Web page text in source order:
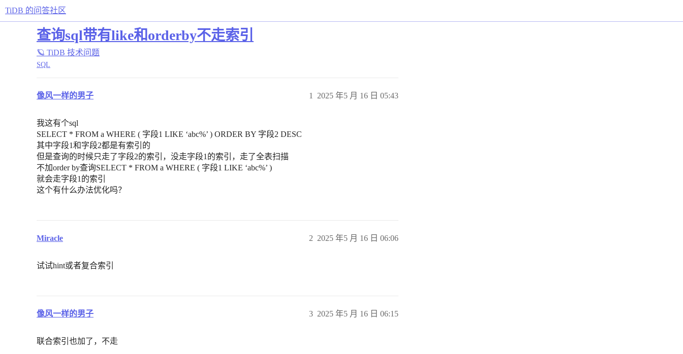
TiDB 的问答社区
查询sql带有like和orderby不走索引
🪐 TiDB 技术问题
SQL
像风一样的男子 2025 年5 月 16 日 05:43
1
我这有个sql
SELECT * FROM a WHERE ( 字段1 LIKE ‘abc%’ ) ORDER BY 字段2 DESC
其中字段1和字段2都是有索引的
但是查询的时候只走了字段2的索引，没走字段1的索引，走了全表扫描
不加order by查询SELECT * FROM a WHERE ( 字段1 LIKE ‘abc%’ )
就会走字段1的索引
这个有什么办法优化吗？
Miracle 2025 年5 月 16 日 06:06
2
试试hint或者复合索引
像风一样的男子 2025 年5 月 16 日 06:15
3
联合索引也加了，不走